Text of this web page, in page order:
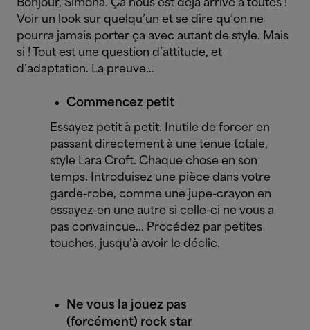
Bonjour, Simona. Ça nous est déjà arrivé à toutes !
Voir un look sur quelqu’un et se dire qu’on ne
pourra jamais porter ça avec autant de style. Mais
si ! Tout est une question d’attitude, et
d’adaptation. La preuve…
Commencez petit
Essayez petit à petit. Inutile de forcer en
passant directement à une tenue totale,
style Lara Croft. Chaque chose en son
temps. Introduisez une pièce dans votre
garde-robe, comme une jupe-crayon en
essayez-en une autre si celle-ci ne vous a
pas convaincue… Procédez par petites
touches, jusqu’à avoir le déclic.
Ne vous la jouez pas
(forcément) rock star